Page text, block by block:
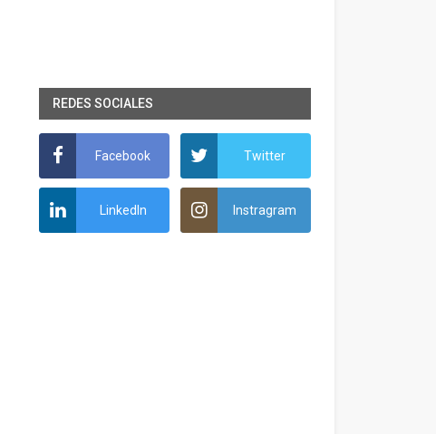
REDES SOCIALES
Facebook Twitter
LinkedIn Instragram